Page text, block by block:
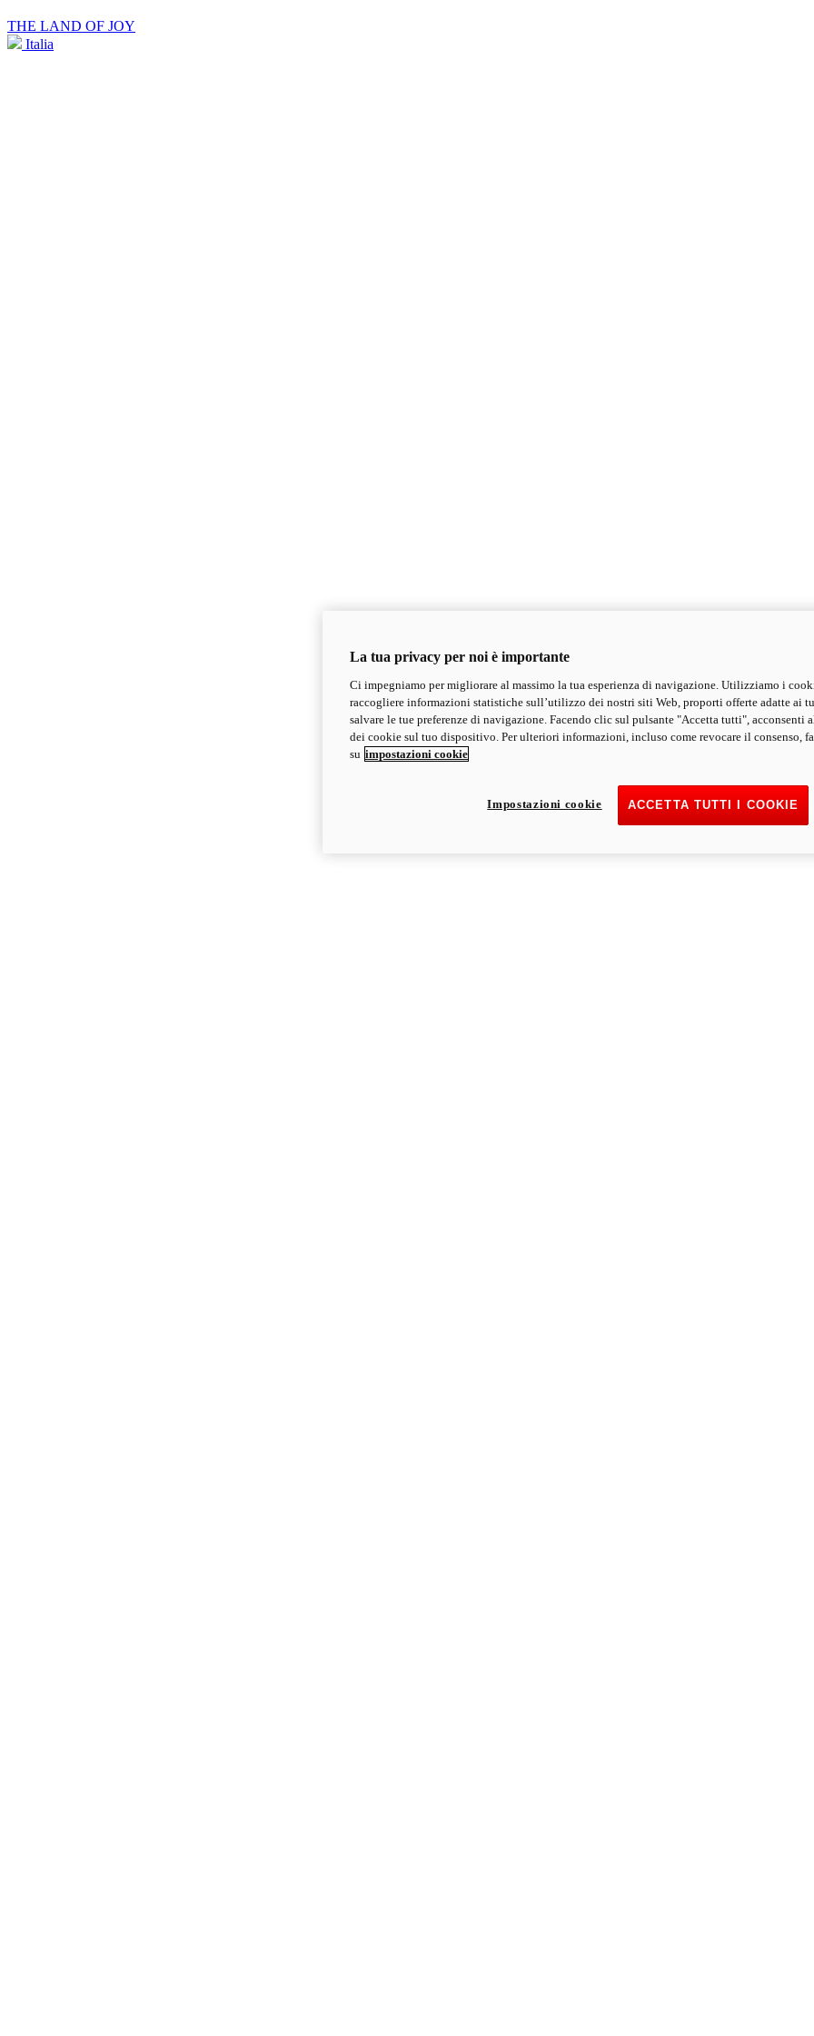
THE LAND OF JOY
Italia
La tua privacy per noi è importante
Ci impegniamo per migliorare al massimo la tua esperienza di navigazione. Utilizziamo i
raccogliere informazioni statistiche sull’utilizzo dei nostri siti Web, proporti offerte adatte ai
salvare le tue preferenze di navigazione. Facendo clic sul pulsante "Accetta tutti", acconsenti
dei cookie sul tuo dispositivo. Per ulteriori informazioni, incluso come revocare il consenso,
su impostazioni cookie
ACCETTA TUTTI I COOKIE
Impostazioni cookie